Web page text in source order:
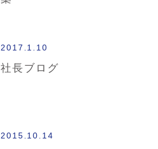
2017.1.10
社長ブログ
2015.10.14